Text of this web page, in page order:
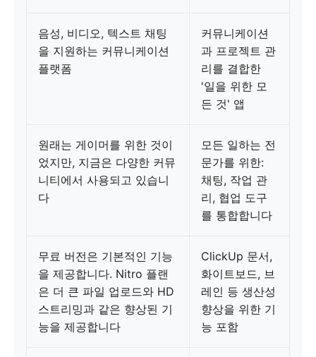
음성, 비디오, 텍스트 채팅
을 지원하는 커뮤니케이션
플랫폼
커뮤니케이션
과 프로젝트 관
리를 결합한
'일을 위한 모
든 것' 앱
원래는 게이머를 위한 것이
었지만, 지금은 다양한 커뮤
니티에서 사용되고 있습니
다
모든 일하는 전
문가를 위한:
채팅, 작업 관
리, 협업 도구
를 통합합니다
무료 버전은 기본적인 기능
을 제공합니다. Nitro 플랜
은 더 큰 파일 업로드와 HD
스트리밍과 같은 향상된 기
능을 제공합니다
ClickUp 문서,
화이트보드, 브
레인 등 생산성
향상을 위한 기
능 포함